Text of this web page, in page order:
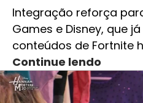
Integração reforça
Games e Disney, que
conteúdos de Fortnite
Continue lendo